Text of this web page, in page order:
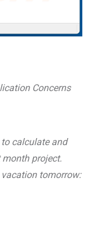
Concerns
calculate and
project.
tomorrow: